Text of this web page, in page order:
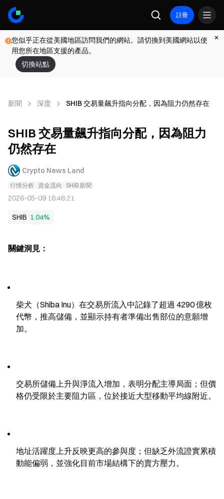
註冊
您似乎正在從美國地區訪問我們的網站。請切換到美國網站以使
用您所在地區支援的產品。
切換站點
新聞 深度 SHIB 交易量飆升指向分配，因為阻力仍然存在
SHIB 交易量飆升指向分配，因為阻力
仍然存在
Crypto News Land
行情分析 資金流向 SHIB 新聞
2026-05-09 16:46:21
SHIB 1.04%
關鍵洞見：
柴犬（Shiba Inu）在交易所流入中記錄了超過 4290 億枚
代幣，推高儲備，並顯示持有者準備出售部位的意願增
加。
交易所儲備上升與淨流入增加，表明分配主導局面；但價
格仍受限於主要阻力區，位於接近大型移動平均線附近。
地址活躍度上升反映更高的參與度；但缺乏外流證實累積
動能偏弱，並強化目前市場結構下的賣方壓力。